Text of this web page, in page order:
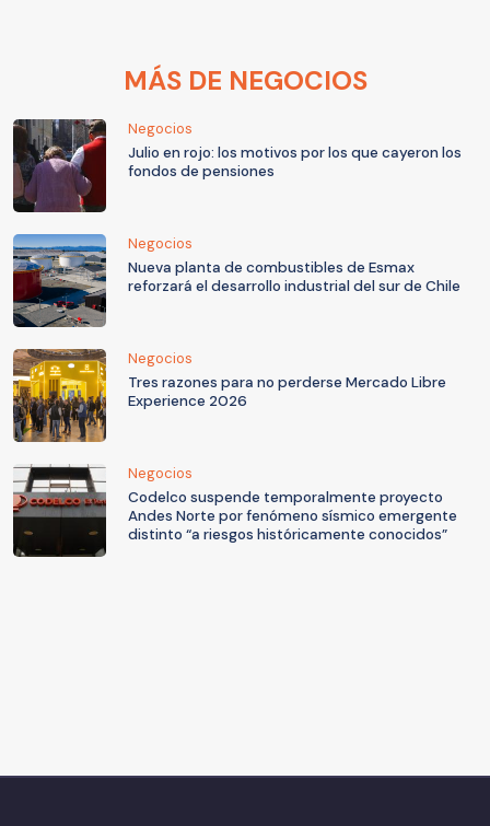
MÁS DE NEGOCIOS
Negocios
Julio en rojo: los motivos por los que cayeron los
fondos de pensiones
Negocios
Nueva planta de combustibles de Esmax
reforzará el desarrollo industrial del sur de Chile
Negocios
Tres razones para no perderse Mercado Libre
Experience 2026
Negocios
Codelco suspende temporalmente proyecto
Andes Norte por fenómeno sísmico emergente
distinto “a riesgos históricamente conocidos”